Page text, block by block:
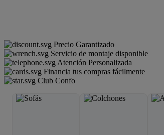
Precio Garantizado
Servicio de montaje disponible
Atención Personalizada
Financia tus compras fácilmente
Club Confo